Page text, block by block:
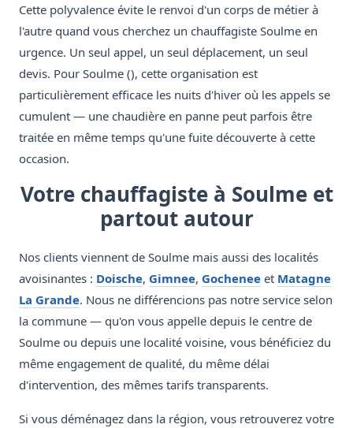
Cette polyvalence évite le renvoi d'un corps de métier à
l'autre quand vous cherchez un chauffagiste Soulme en
urgence. Un seul appel, un seul déplacement, un seul
devis. Pour Soulme (), cette organisation est
particulièrement efficace les nuits d'hiver où les appels se
cumulent — une chaudière en panne peut parfois être
traitée en même temps qu'une fuite découverte à cette
occasion.
Votre chauffagiste à Soulme et
partout autour
Nos clients viennent de Soulme mais aussi des localités
avoisinantes : Doische, Gimnee, Gochenee et Matagne
La Grande. Nous ne différencions pas notre service selon
la commune — qu'on vous appelle depuis le centre de
Soulme ou depuis une localité voisine, vous bénéficiez du
même engagement de qualité, du même délai
d'intervention, des mêmes tarifs transparents.
Si vous déménagez dans la région, vous retrouverez votre